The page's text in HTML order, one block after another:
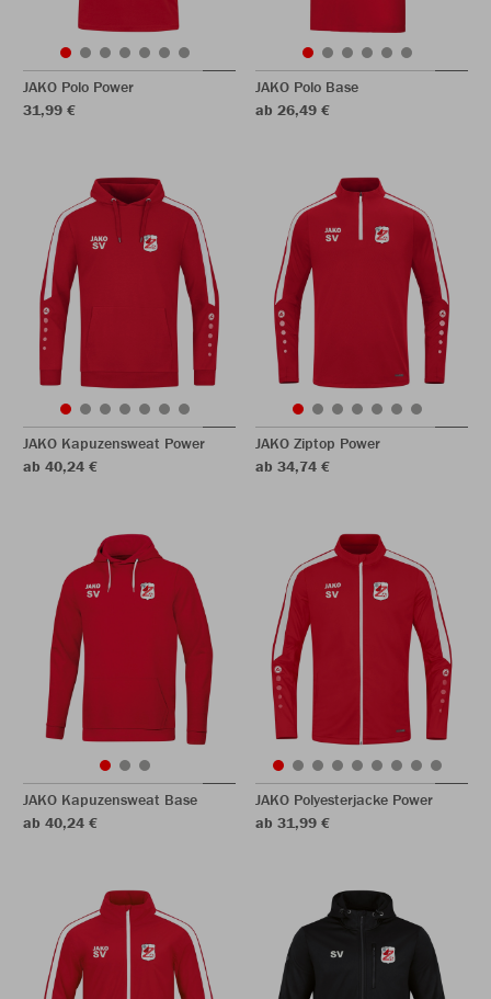
JAKO Polo Power
31,99 €
JAKO Polo Base
ab 26,49 €
JAKO Kapuzensweat Power
ab 40,24 €
JAKO Ziptop Power
ab 34,74 €
JAKO Kapuzensweat Base
ab 40,24 €
JAKO Polyesterjacke Power
ab 31,99 €